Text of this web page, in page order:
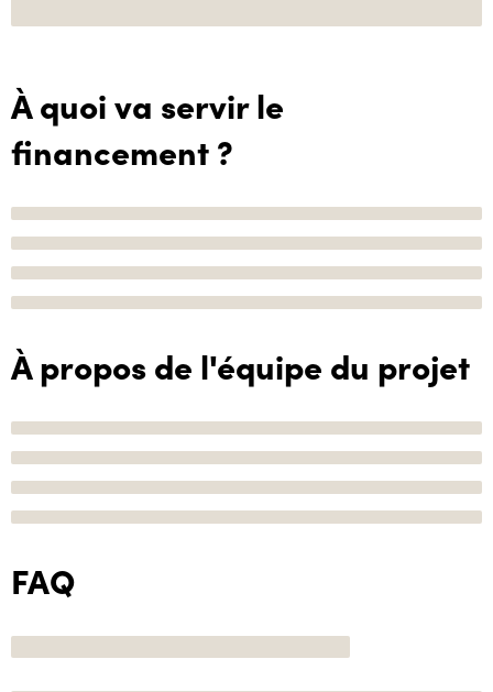
À quoi va servir le
financement ?
À propos de l'équipe du projet
FAQ